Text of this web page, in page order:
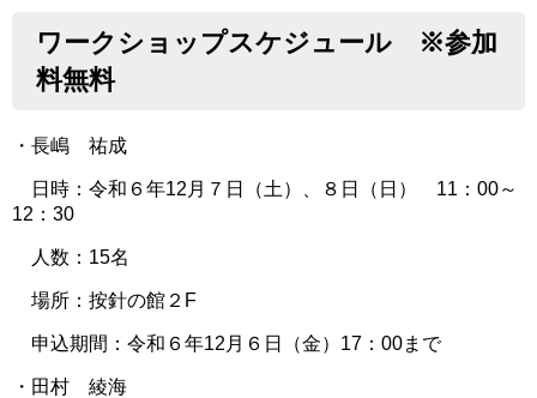
ワークショップスケジュール ※参加
料無料
・長嶋 祐成
日時：令和６年12月７日（土）、８日（日） 11：00～
12：30
人数：15名
場所：按針の館２F
申込期間：令和６年12月６日（金）17：00まで
・田村 綾海